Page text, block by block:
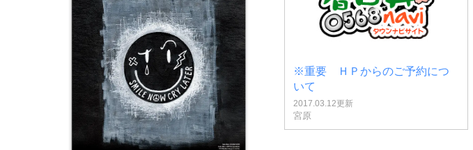
※重要 ＨＰからのご予約につ
いて
2017.03.12更新
宮原